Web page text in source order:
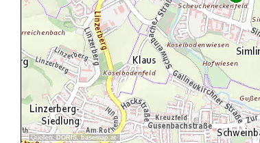
Quellen: DORIS, basemap.at